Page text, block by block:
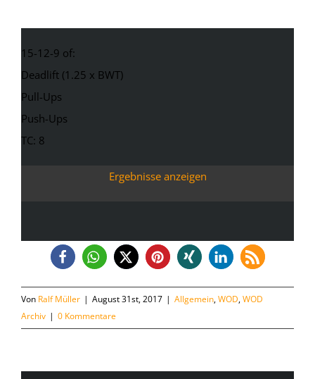
15-12-9 of:
Deadlift (1.25 x BWT)
Pull-Ups
Push-Ups
TC: 8
Ergebnisse anzeigen
Von Ralf Müller | August 31st, 2017 | Allgemein,WOD,WOD
Archiv | 0 Kommentare